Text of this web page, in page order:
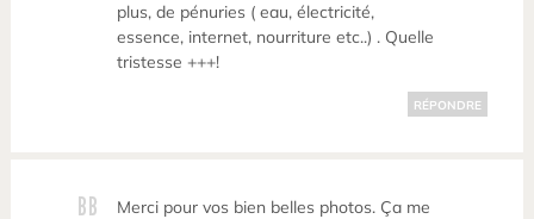
plus, de pénuries ( eau, électricité,
essence, internet, nourriture etc..) . Quelle
tristesse +++!
RÉPONDRE
BB
Merci pour vos bien belles photos. Ça me